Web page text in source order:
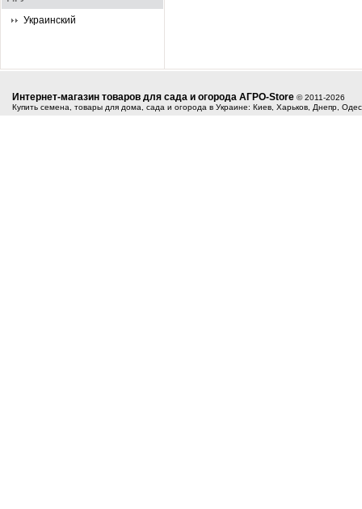
Украинский
Интернет-магазин товаров для сада и огорода АГРО-Store © 2011-2026
Купить семена, товары для дома, сада и огорода в Украине: Киев, Харьков, Днепр,